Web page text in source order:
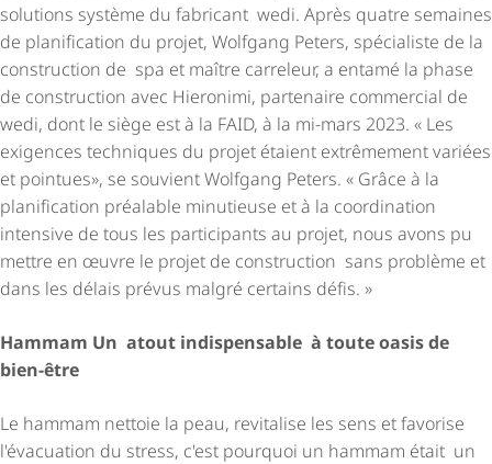
solutions système du fabricant wedi. Après quatre semaines
de planification du projet, Wolfgang Peters, spécialiste de la
construction de spa et maître carreleur, a entamé la phase
de construction avec Hieronimi, partenaire commercial de
wedi, dont le siège est à la FAID, à la mi-mars 2023. « Les
exigences techniques du projet étaient extrêmement variées
et pointues», se souvient Wolfgang Peters. « Grâce à la
planification préalable minutieuse et à la coordination
intensive de tous les participants au projet, nous avons pu
mettre en œuvre le projet de construction sans problème et
dans les délais prévus malgré certains défis. »
Hammam Un atout indispensable à toute oasis de
bien-être
Le hammam nettoie la peau, revitalise les sens et favorise
l'évacuation du stress, c'est pourquoi un hammam était un